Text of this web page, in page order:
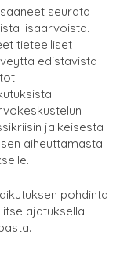
seurata
lisäarvoista.
tieteelliset
edistävistä
jälkeisestä
aiheuttamasta
pohdinta
ajatuksella